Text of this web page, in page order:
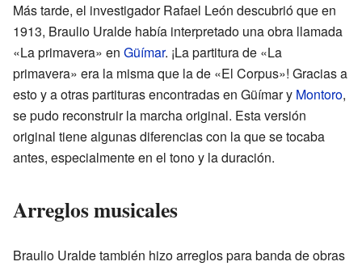
Más tarde, el investigador Rafael León descubrió que en
1913, Braulio Uralde había interpretado una obra llamada
«La primavera» en Güímar. ¡La partitura de «La
primavera» era la misma que la de «El Corpus»! Gracias a
esto y a otras partituras encontradas en Güímar y Montoro,
se pudo reconstruir la marcha original. Esta versión
original tiene algunas diferencias con la que se tocaba
antes, especialmente en el tono y la duración.
Arreglos musicales
Braulio Uralde también hizo arreglos para banda de obras